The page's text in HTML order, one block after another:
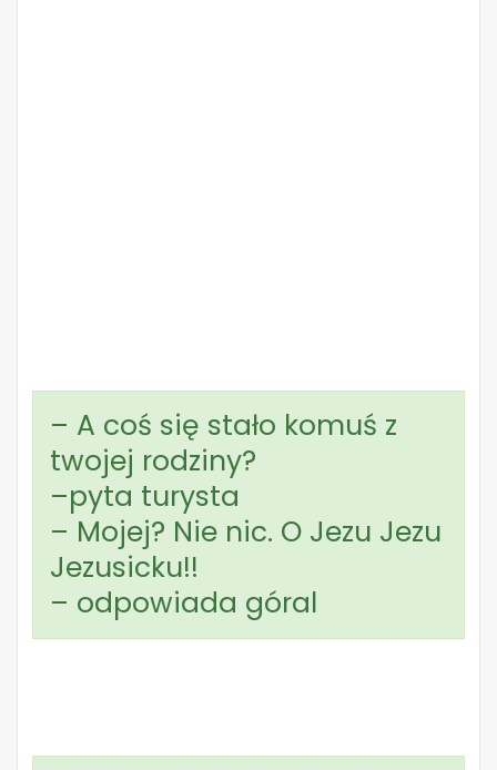
– A coś się stało komuś z
twojej rodziny?
–pyta turysta
– Mojej? Nie nic. O Jezu Jezu
Jezusicku!!
– odpowiada góral